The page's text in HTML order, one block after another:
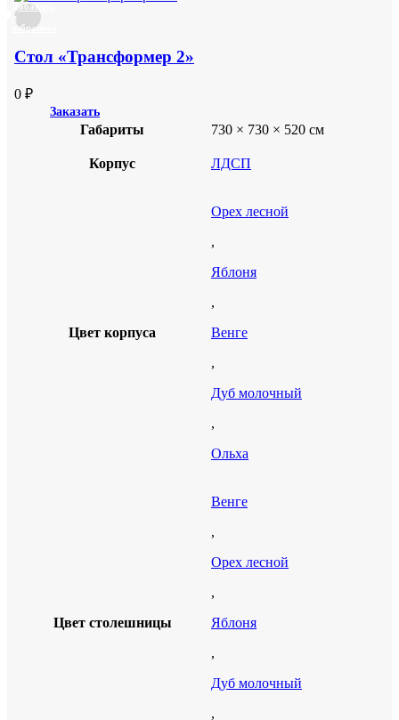
Добавить
в
избранное
Стол «Трансформер 2»
0 ₽
Заказать
Габариты 730 × 730 × 520 см
Корпус ЛДСП
Цвет корпуса
Орех лесной
,
Яблоня
,
Венге
,
Дуб молочный
,
Ольха
Цвет столешницы
Венге
,
Орех лесной
,
Яблоня
,
Дуб молочный
,